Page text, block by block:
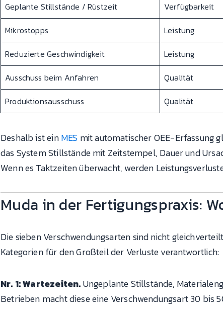
Geplante Stillstände / Rüstzeit
Verfügbarkeit
Mikrostopps
Leistung
Reduzierte Geschwindigkeit
Leistung
Ausschuss beim Anfahren
Qualität
Produktionsausschuss
Qualität
Deshalb ist einMES mit automatischer OEE-Erfassung
das System Stillstände mit Zeitstempel, Dauer und
Wenn es Taktzeiten überwacht, werden
Muda in der Fertigungspraxis:
Die sieben Verschwendungsarten sind nicht
Kategorien für den Großteil der Verluste verantwortlich:
Nr. 1: Wartezeiten.Ungeplante Stillstände,
Betrieben macht diese eine Verschwendungsart 30 bis